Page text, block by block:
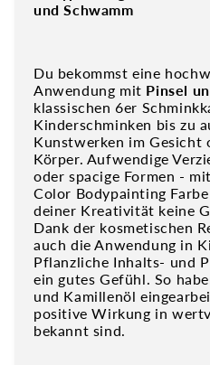
und Schwamm
Du bekommst eine
Anwendung mit Pinsel
klassischen 6er
Kinderschminken bis zu
Kunstwerken im Gesicht
Körper. Aufwendige
oder spacige Formen -
Color Bodypainting
deiner Kreativität keine
Dank der kosmetischen
auch die Anwendung in
Pflanzliche Inhalts- und
ein gutes Gefühl. So
und Kamillenöl
positive Wirkung in
bekannt sind.